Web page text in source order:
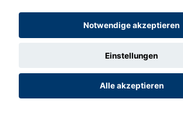
Notwendige akzeptieren
Einstellungen
Alle akzeptieren